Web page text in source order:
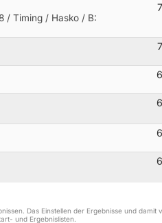
/ Timing / Hasko/ B:
Das Einstellen der Ergebnisse und damit
und Ergebnislisten.